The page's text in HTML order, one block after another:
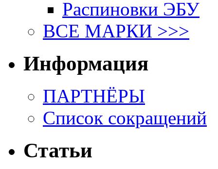
Распиновки ЭБУ
ВСЕ МАРКИ >>>
Информация
ПАРТНЁРЫ
Список сокращений
Статьи